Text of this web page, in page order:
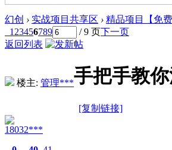
幻创 › 实战项目共享区 › 精品项目【免费
1 23456789 / 9 页下一页
返回列表
楼主: 管理***手把手教
[复制链接]
18032***